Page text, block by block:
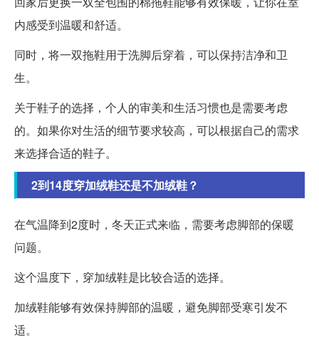
内感受到温暖和舒适。
同时，将一双拖鞋用于洗脚后穿着，可以保持洁净和卫
生。
关于鞋子的选择，个人的审美和生活习惯也是需要考虑
的。如果你对生活的细节要求较高，可以根据自己的需求
来选择合适的鞋子。
2到14度穿加绒鞋还是不加绒鞋？
在气温降到2度时，冬天正式来临，需要考虑脚部的保暖
问题。
这个温度下，穿加绒鞋是比较合适的选择。
加绒鞋能够有效保持脚部的温暖，避免脚部受寒引发不
适。